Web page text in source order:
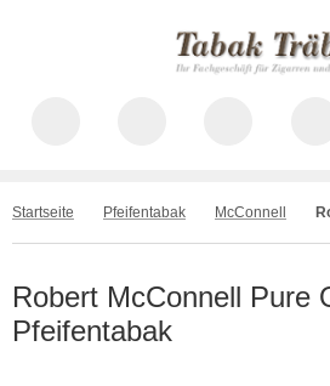
Startseite Pfeifentabak McConnell
Robert McConnell Pure
Pfeifentabak